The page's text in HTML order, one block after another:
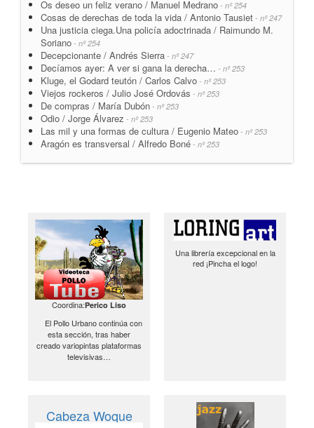
Os deseo un feliz verano / Manuel Medrano - nº 254
Cosas de derechas de toda la vida / Antonio Tausiet - nº 247
Una justicia ciega.Una policía adoctrinada / Raimundo M.
Soriano - nº 254
Decepcionante / Andrés Sierra - nº 247
Decíamos ayer: A ver si gana la derecha… - nº 253
Kluge, el Godard teutón / Carlos Calvo - nº 253
Viejos rockeros / Julio José Ordovás - nº 253
De compras / María Dubón - nº 253
Odio / Jorge Álvarez - nº 253
Las mil y una formas de cultura / Eugenio Mateo - nº 253
Aragón es transversal / Alfredo Boné - nº 253
Coordina:Perico Liso
El Pollo Urbano continúa con
esta sección, tras haber
creado variopintas plataformas
televisivas…
Una librería excepcional en la
red ¡Pincha el logo!
Cabeza Woque